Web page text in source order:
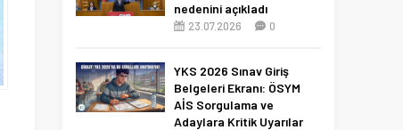
nedenini açıkladı
23.07.2026 0
YKS 2026 Sınav Giriş
Belgeleri Ekranı: ÖSYM
AİS Sorgulama ve
Adaylara Kritik Uyarılar